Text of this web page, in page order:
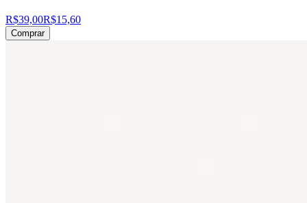
R$39,00R$15,60
Comprar